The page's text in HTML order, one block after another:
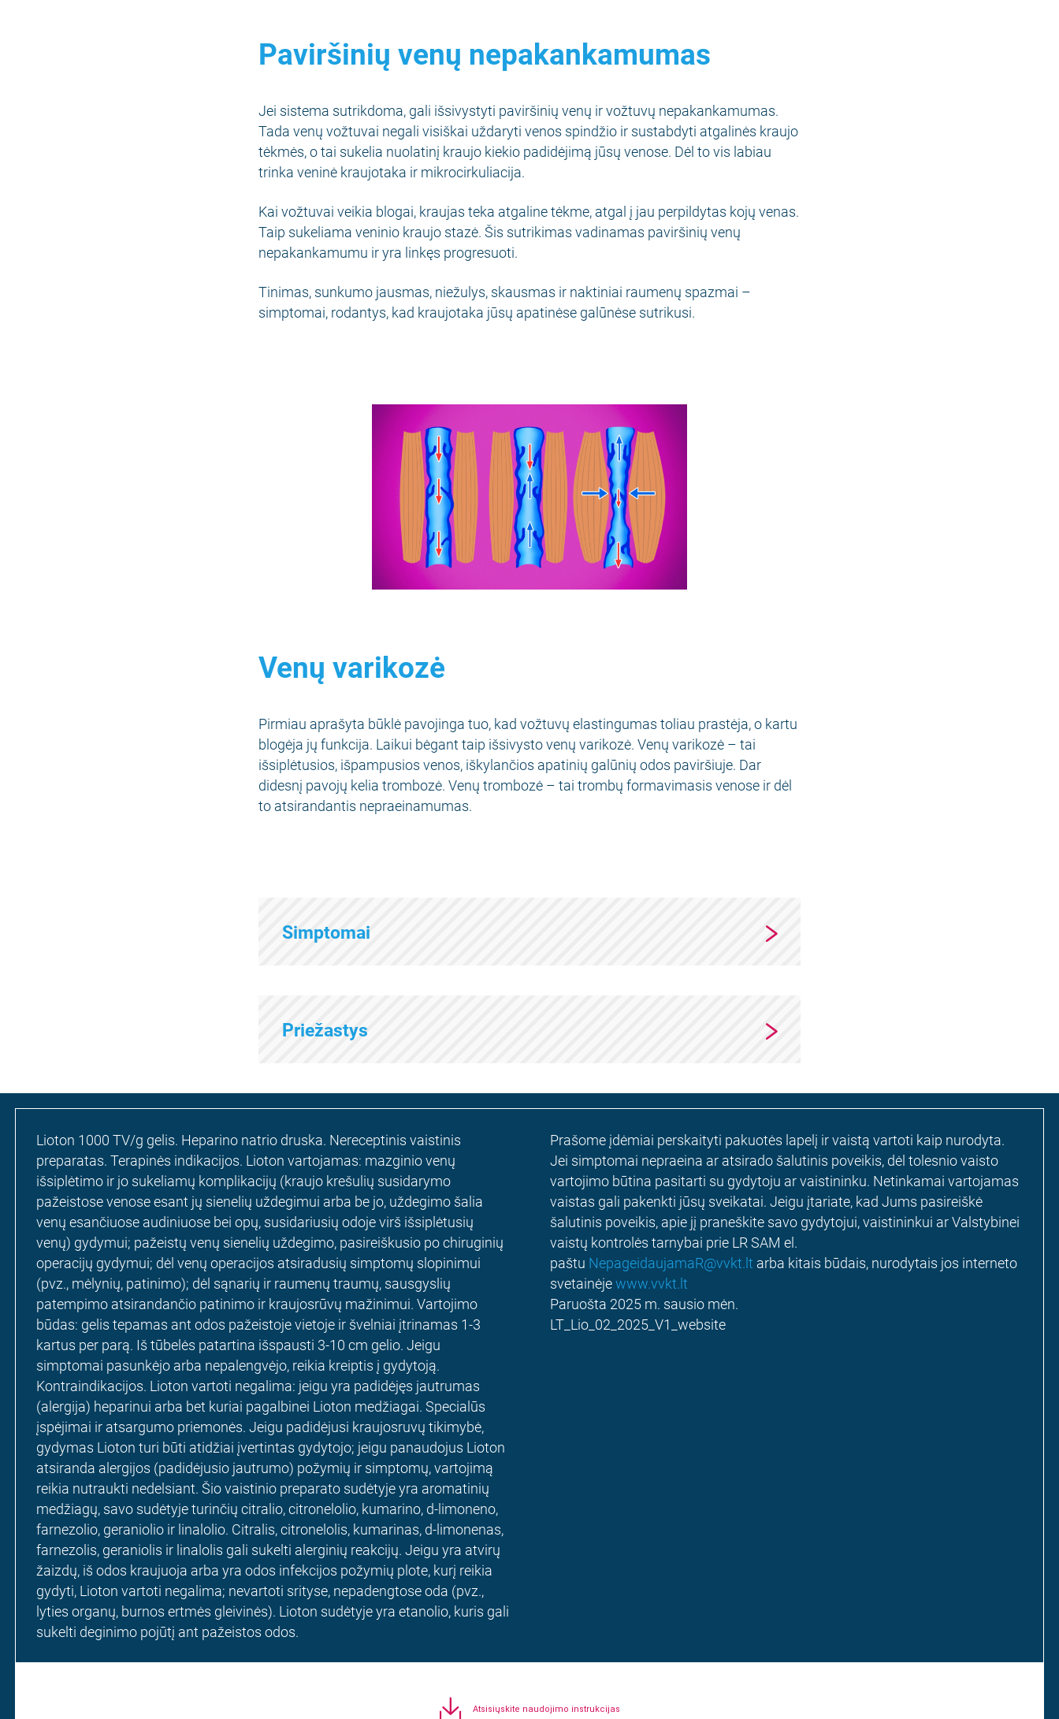
Paviršinių venų nepakankamumas
Jei sistema sutrikdoma, gali išsivystyti paviršinių venų ir vožtuvų nepakankamumas.
Tada venų vožtuvai negali visiškai uždaryti venos spindžio ir sustabdyti atgalinės kraujo
tėkmės, o tai sukelia nuolatinį kraujo kiekio padidėjimą jūsų venose. Dėl to vis labiau
trinka veninė kraujotaka ir mikrocirkuliacija.
Kai vožtuvai veikia blogai, kraujas teka atgaline tėkme, atgal į jau perpildytas kojų venas.
Taip sukeliama veninio kraujo stazė. Šis sutrikimas vadinamas paviršinių venų
nepakankamumu ir yra linkęs progresuoti.
Tinimas, sunkumo jausmas, niežulys, skausmas ir naktiniai raumenų spazmai –
simptomai, rodantys, kad kraujotaka jūsų apatinėse galūnėse sutrikusi.
Venų varikozė
Pirmiau aprašyta būklė pavojinga tuo, kad vožtuvų elastingumas toliau prastėja, o kartu
blogėja jų funkcija. Laikui bėgant taip išsivysto venų varikozė. Venų varikozė – tai
išsiplėtusios, išpampusios venos, iškylančios apatinių galūnių odos paviršiuje. Dar
didesnį pavojų kelia trombozė. Venų trombozė – tai trombų formavimasis venose ir dėl
to atsirandantis nepraeinamumas.
Simptomai
Priežastys
Lioton 1000 TV/g gelis. Heparino natrio druska. Nereceptinis vaistinis
preparatas. Terapinės indikacijos. Lioton vartojamas: mazginio venų
išsiplėtimo ir jo sukeliamų komplikacijų (kraujo krešulių susidarymo
pažeistose venose esant jų sienelių uždegimui arba be jo, uždegimo šalia
venų esančiuose audiniuose bei opų, susidariusių odoje virš išsiplėtusių
venų) gydymui; pažeistų venų sienelių uždegimo, pasireiškusio po chiruginių
operacijų gydymui; dėl venų operacijos atsiradusių simptomų slopinimui
(pvz., mėlynių, patinimo); dėl sąnarių ir raumenų traumų, sausgyslių
patempimo atsirandančio patinimo ir kraujosrūvų mažinimui. Vartojimo
būdas: gelis tepamas ant odos pažeistoje vietoje ir švelniai įtrinamas 1-3
kartus per parą. Iš tūbelės patartina išspausti 3-10 cm gelio. Jeigu
simptomai pasunkėjo arba nepalengvėjo, reikia kreiptis į gydytoją.
Kontraindikacijos. Lioton vartoti negalima: jeigu yra padidėjęs jautrumas
(alergija) heparinui arba bet kuriai pagalbinei Lioton medžiagai. Specialūs
įspėjimai ir atsargumo priemonės. Jeigu padidėjusi kraujosruvų tikimybė,
gydymas Lioton turi būti atidžiai įvertintas gydytojo; jeigu panaudojus Lioton
atsiranda alergijos (padidėjusio jautrumo) požymių ir simptomų, vartojimą
reikia nutraukti nedelsiant. Šio vaistinio preparato sudėtyje yra aromatinių
medžiagų, savo sudėtyje turinčių citralio, citronelolio, kumarino, d-limoneno,
farnezolio, geraniolio ir linalolio. Citralis, citronelolis, kumarinas, d-limonenas,
farnezolis, geraniolis ir linalolis gali sukelti alerginių reakcijų. Jeigu yra atvirų
žaizdų, iš odos kraujuoja arba yra odos infekcijos požymių plote, kurį reikia
gydyti, Lioton vartoti negalima; nevartoti srityse, nepadengtose oda (pvz.,
lyties organų, burnos ertmės gleivinės). Lioton sudėtyje yra etanolio, kuris gali
sukelti deginimo pojūtį ant pažeistos odos.
Prašome įdėmiai perskaityti pakuotės lapelį ir vaistą vartoti kaip nurodyta.
Jei simptomai nepraeina ar atsirado šalutinis poveikis, dėl tolesnio vaisto
vartojimo būtina pasitarti su gydytoju ar vaistininku. Netinkamai vartojamas
vaistas gali pakenkti jūsų sveikatai. Jeigu įtariate, kad Jums pasireiškė
šalutinis poveikis, apie jį praneškite savo gydytojui, vaistininkui ar Valstybinei
vaistų kontrolės tarnybai prie LR SAM el.
paštu NepageidaujamaR@vvkt.lt arba kitais būdais, nurodytais jos interneto
svetainėjewww.vvkt.lt
Paruošta 2025 m. sausio mėn.
LT_Lio_02_2025_V1_website
Atsisiųskite naudojimo instrukcijas